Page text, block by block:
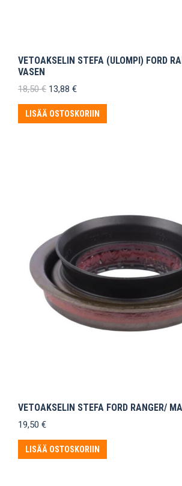
VETOAKSELIN STEFA (ULOMPI) FORD
VASEN
18,50€ Alkuperäinen
oli:
18,50 €.
13,88 €Nykyinen
on:
13,88 €.
LISÄÄ OSTOSKORIIN
VETOAKSELIN STEFA FORD RANGER/
19,50 €
LISÄÄ OSTOSKORIIN